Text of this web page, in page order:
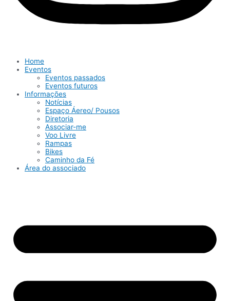
Home
Eventos
Eventos passados
Eventos futuros
Informações
Notícias
Espaço Áereo/ Pousos
Diretoria
Associar-me
Voo Livre
Rampas
Bikes
Caminho da Fé
Área do associado